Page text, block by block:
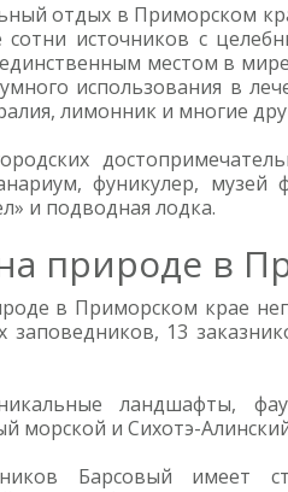
отдых в Приморском
сотни источников с
единственным местом в
использования в
лимонник и многие
фуникулер,
и подводная лодка.
природе в
в Приморском крае
заповедников, 13
ландшафты,
морской и Сихотэ-
Барсовый имеет